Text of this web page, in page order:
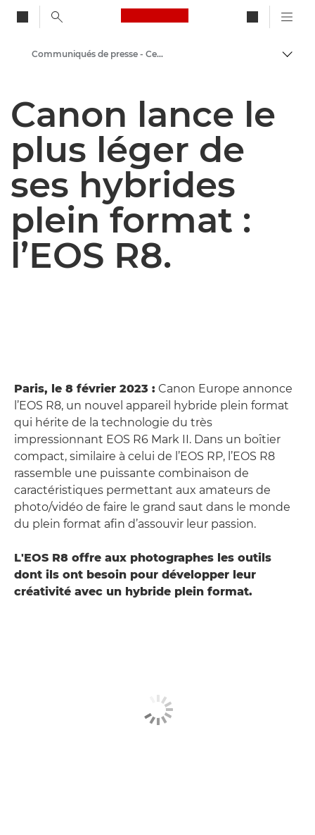
Canon Logo, back to
Presse
Communiqués de presse - Centre de presse Canon
Canon lance le
plus léger de
ses hybrides
plein format :
l’EOS R8.
Paris, le 8 février 2023 : Canon Europe annonce
l’EOS R8, un nouvel appareil hybride plein format
qui hérite de la technologie du très
impressionnant EOS R6 Mark II. Dans un boîtier
compact, similaire à celui de l’EOS RP, l’EOS R8
rassemble une puissante combinaison de
caractéristiques permettant aux amateurs de
photo/vidéo de faire le grand saut dans le monde
du plein format afin d’assouvir leur passion.
L'EOS R8 offre aux photographes les outils
dont ils ont besoin pour développer leur
créativité avec un hybride plein format.